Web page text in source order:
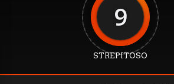
9
STREPITOSO